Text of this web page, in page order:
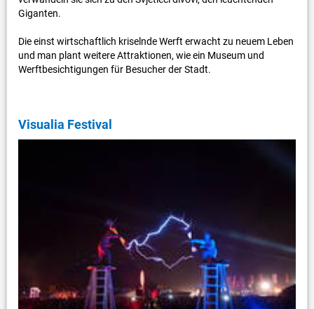
Giganten.
Die einst wirtschaftlich kriselnde Werft erwacht zu neuem Leben
und man plant weitere Attraktionen, wie ein Museum und
Werftbesichtigungen für Besucher der Stadt.
Visualia Festival